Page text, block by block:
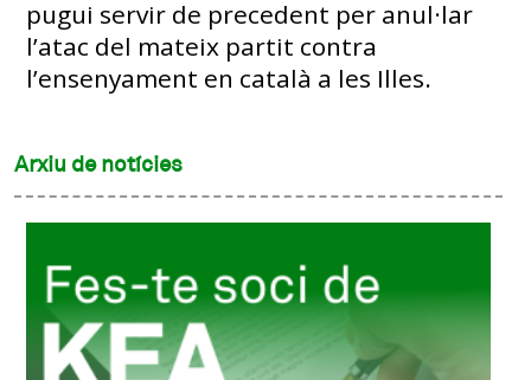
pugui servir de precedent per anul·lar
l’atac del mateix partit contra
l’ensenyament en català a les Illes.
Arxiu de notícies